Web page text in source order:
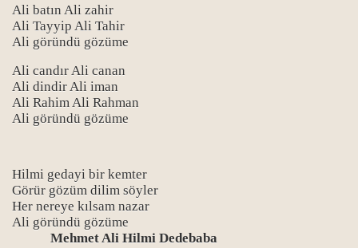
Ali batın Ali zahir
Ali Tayyip Ali Tahir
Ali göründü gözüme
Ali candır Ali canan
Ali dindir Ali iman
Ali Rahim Ali Rahman
Ali göründü gözüme
Hilmi gedayi bir kemter
Görür gözüm dilim söyler
Her nereye kılsam nazar
Ali göründü gözüme
Mehmet Ali Hilmi Dedebaba